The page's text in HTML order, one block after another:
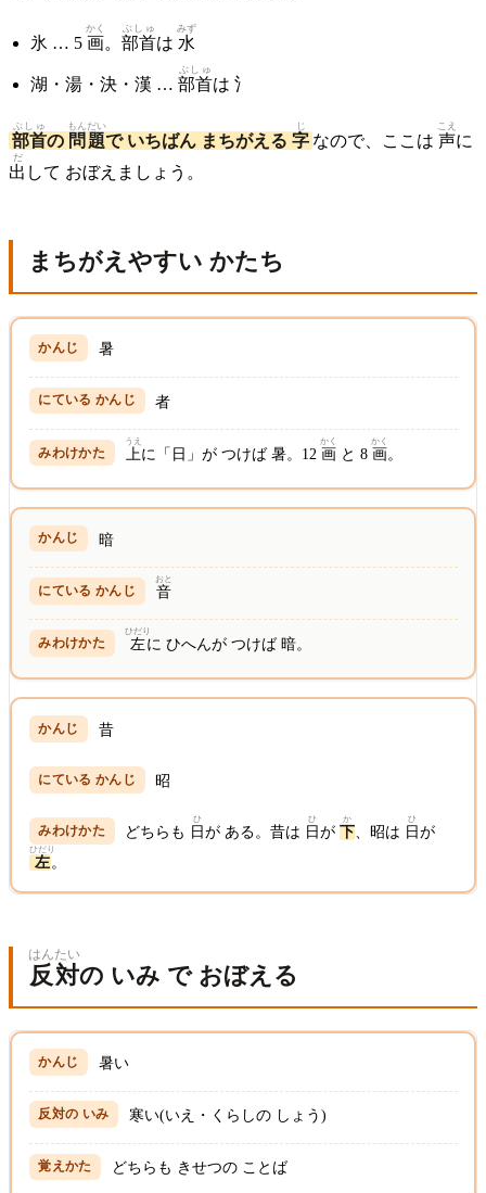
氷 … 5 画
かく
。 部首
ぶしゅ
は 水
みず
湖・湯・決・漢 … 部首
ぶしゅ
は 氵
部首
ぶしゅ
の 問題
もんだい
で いちばん まちがえる 字
じ
なので、ここは 声
こえ
に
出
だ
して おぼえましょう。
まちがえやすい かたち
暑
者
上
うえ
に「日」が つけば 暑。12画
かく
と 8画
かく
。
暗
音
おと
左
ひだり
に ひへんが つけば 暗。
昔
昭
どちらも 日
ひ
が ある。昔は 日
ひ
が下
か
、昭は 日
ひ
が
左
ひだり
。
反対
はんたい
の いみ で おぼえる
暑い
寒い(いえ・くらしの しょう)
どちらも きせつの ことば